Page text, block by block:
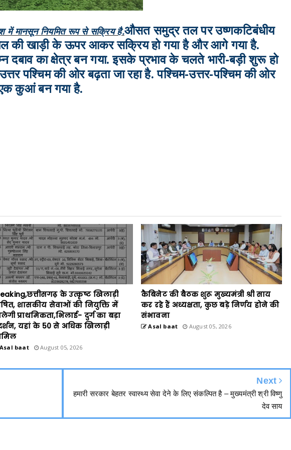
में मानसून नियमित रूप से सक्रिय है.औसत समुद्र तल पर उष्णकटिबंधीय
की खाड़ी के ऊपर आकर सक्रिय हो गया है और आगे गया है.
दबाव का क्षेत्र बन गया. इसके प्रभाव के चलते भारी-बड़ी शुरू हो
पश्चिम की ओर बढ़ता जा रहा है. पश्चिम-उत्तर-पश्चिम की ओर
कुआं बन गया है.
के उत्कृष्ट खिलाड़ी
शासकीय सेवाओं की नियुक्ति में
प्राथमिकता,भिलाई- दुर्ग का बड़ा
यहां के 50 से अधिक खिलाड़ी
baat August 05, 2026
कैबिनेट की बैठक शुरू मुख्यमंत्री श्री साय
कर रहे हैं अध्यक्षता, कुछ बड़े निर्णय होने की
संभावना
Asal baat August 05, 2026
Next
हमारी सरकार बेहतर स्वास्थ्य सेवा देने के लिए संकल्पित है – मुख्यमंत्री श्री विष्णु
देव साय